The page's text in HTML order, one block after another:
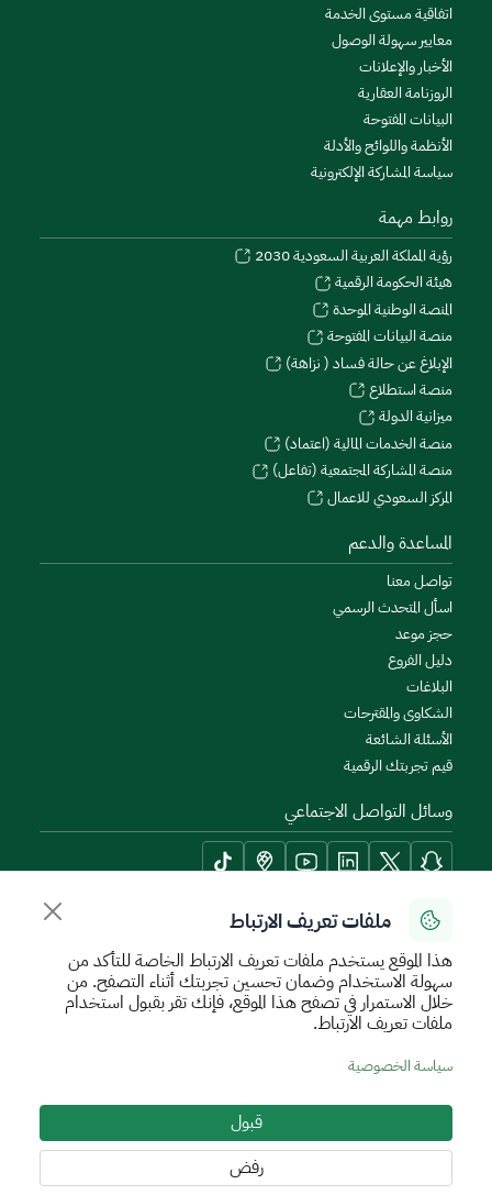
ملفات تعريف الارتباط
هذا الموقع يستخدم ملفات تعريف الارتباط الخاصة للتأكد من
سهولة الاستخدام وضمان تحسين تجربتك أثناء التصفح. من
خلال الاستمرار في تصفح هذا الموقع، فإنك تقر بقبول استخدام
ملفات تعريف الارتباط.
سياسة الخصوصية
قبول
رفض
اتفاقية مستوى الخدمة
معايير سهولة الوصول
الأخبار والإعلانات
الروزنامة العقارية
البيانات المفتوحة
الأنظمة واللوائح والأدلة
سياسة المشاركة الإلكترونية
روابط مهمة
رؤية المملكة العربية السعودية 2030
هيئة الحكومة الرقمية
المنصة الوطنية الموحدة
منصة البيانات المفتوحة
الإبلاغ عن حالة فساد ( نزاهة)
منصة استطلاع
ميزانية الدولة
منصة الخدمات المالية (اعتماد)
منصة المشاركة المجتمعية (تفاعل)
المركز السعودي للاعمال
المساعدة والدعم
تواصل معنا
اسأل المتحدث الرسمي
حجز موعد
دليل الفروع
البلاغات
الشكاوى والمقترحات
الأسئلة الشائعة
قيم تجربتك الرقمية
وسائل التواصل الاجتماعي
أدوات الإتاحة وامكانية الوصول
سياسة الإستخدام الآمن
جميع الحقوق محفوظة للهيئة العامة للعقار © 2026
تم تطويره وتشغيله بواسطة الهيئة العامة للعقار